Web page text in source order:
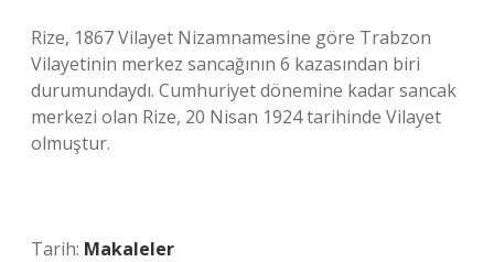
Rize, 1867 Vilayet Nizamnamesine göre Trabzon
Vilayetinin merkez sancağının 6 kazasından biri
durumundaydı. Cumhuriyet dönemine kadar sancak
merkezi olan Rize, 20 Nisan 1924 tarihinde Vilayet
olmuştur.
Tarih: Makaleler